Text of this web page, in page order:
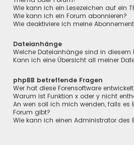
Wie kann ich ein Lesezeichen auf ein
Wie kann ich ein Forum abonnieren?
Wie deaktiviere ich meine
Dateianhänge
Welche Dateianhänge sind in diesem
Kann ich eine Übersicht all meiner
phpBB betreffende Fragen
Wer hat diese Forensoftware
Warum ist Funktion x oder y nicht
An wen soll ich mich wenden, falls es
Forum gibt?
Wie kann ich einen Administrator des